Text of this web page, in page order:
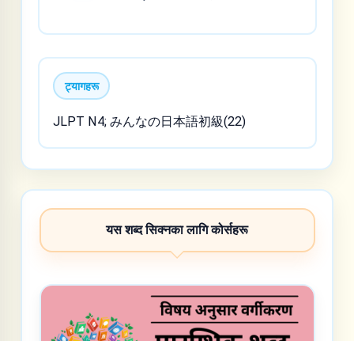
ट्यागहरू
JLPT N4; みんなの日本語初級(22)
यस शब्द सिक्नका लागि कोर्सहरू